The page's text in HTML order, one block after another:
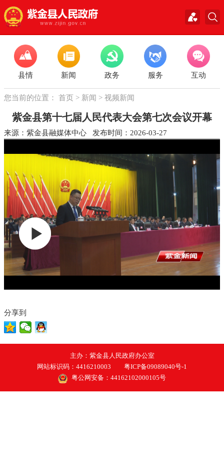
县情 新闻 政务 服务 互动
您当前的位置： 首页 > 新闻 > 视频新闻
紫金县第十七届人民代表大会第七次会议开幕
来源：紫金县融媒体中心 发布时间：2026-03-27
分享到
主办：紫金县人民政府办公室
网站标识码：4416210003
粤ICP备09089040号-1
粤公网安备：44162102000105号